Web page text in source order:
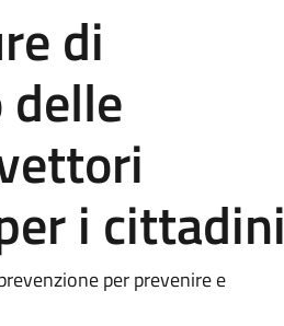
di
i cittadini
per prevenire e